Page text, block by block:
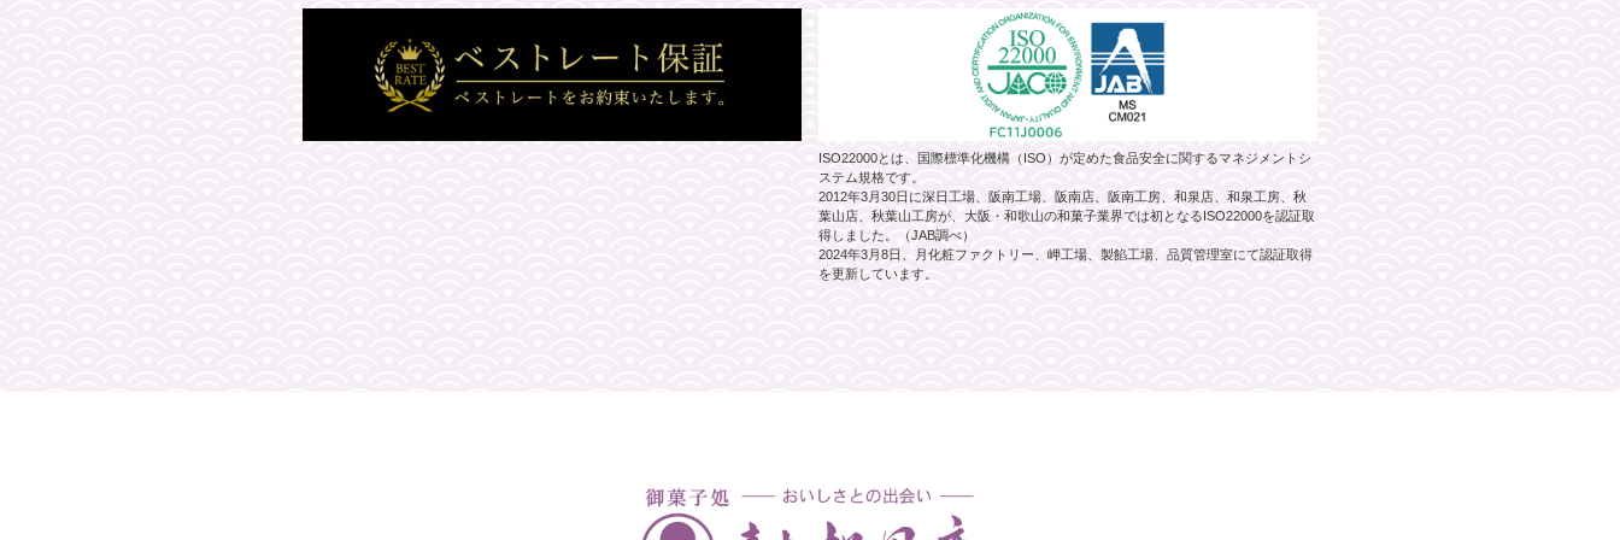
ISO22000とは、国際標準化機構（ISO）が定めた食品安全に関するマネジメントシ
ステム規格です。
2012年3月30日に深日工場、阪南工場、阪南店、阪南工房、和泉店、和泉工房、秋
葉山店、秋葉山工房が、大阪・和歌山の和菓子業界では初となるISO22000を認証取
得しました。（JAB調べ）
2024年3月8日、月化粧ファクトリー、岬工場、製餡工場、品質管理室にて認証取得
を更新しています。